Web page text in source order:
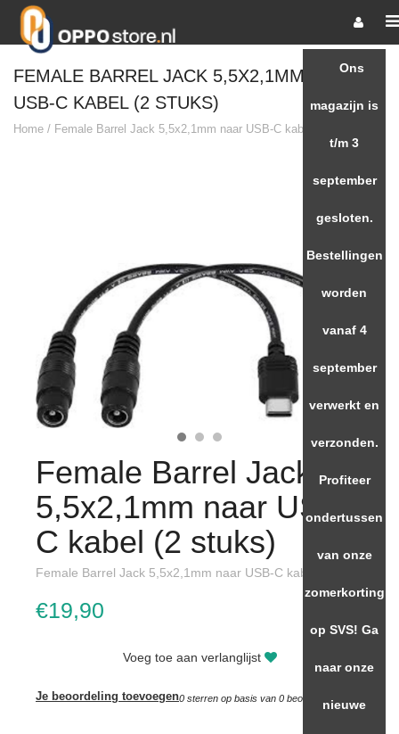
FEMALE BARREL JACK 5,5X2,1MM NAAR
USB-C KABEL (2 STUKS)
Home / Female Barrel Jack 5,5x2,1mm naar USB-C kabel (2 stuks)
Female Barrel Jack
5,5x2,1mm naar USB-
C kabel (2 stuks)
Female Barrel Jack 5,5x2,1mm naar USB-C kabel 2 stuks
€19,90
Voeg toe aan verlanglijst
0 sterren op basis van 0 beoordelingen
Je beoordeling toevoegen
Ons
magazijn is
t/m 3
september
gesloten.
Bestellingen
worden
vanaf 4
september
verwerkt en
verzonden.
Profiteer
ondertussen
van onze
zomerkorting
op SVS! Ga
naar onze
nieuwe